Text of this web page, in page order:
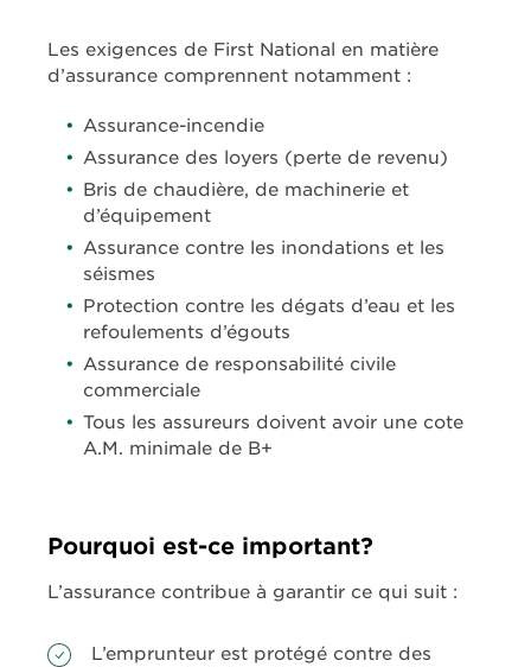
Les exigences de First National en matière
d’assurance comprennent notamment :
Assurance-incendie
Assurance des loyers (perte de revenu)
Bris de chaudière, de machinerie et
d’équipement
Assurance contre les inondations et les
séismes
Protection contre les dégats d’eau et les
refoulements d’égouts
Assurance de responsabilité civile
commerciale
Tous les assureurs doivent avoir une cote
A.M. minimale de B+
Pourquoi est-ce important?
L’assurance contribue à garantir ce qui suit :
L’emprunteur est protégé contre des